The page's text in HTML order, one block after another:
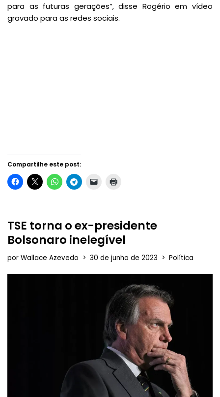
para as futuras gerações”, disse Rogério em vídeo
gravado para as redes sociais.
Compartilhe este post:
TSE torna o ex-presidente
Bolsonaro inelegível
por Wallace Azevedo 30 de junho de 2023 Política